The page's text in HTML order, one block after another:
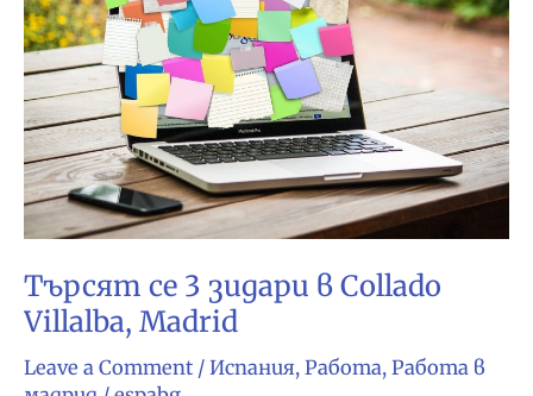
в
Хетафе,
Мадрид
Търсят се 3 зидари в Collado
Villalba, Madrid
Leave a Comment / Испания, Работа, Работа в